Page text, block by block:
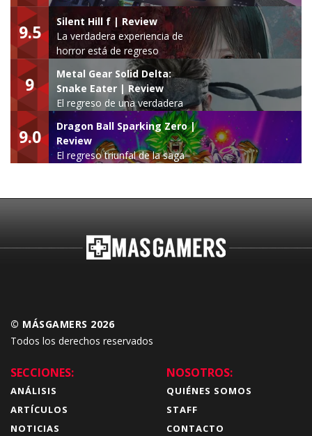
9.5
Silent Hill f | Review
La verdadera experiencia de
horror está de regreso
9
Metal Gear Solid Delta:
Snake Eater | Review
El regreso de una verdadera
leyenda
9.0
Dragon Ball Sparking Zero |
Review
El regreso triunfal de la saga
© MÁSGAMERS 2026
Todos los derechos reservados
SECCIONES:
ANÁLISIS
ARTÍCULOS
NOTICIAS
NOSOTROS:
QUIÉNES SOMOS
STAFF
CONTACTO